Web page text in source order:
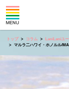
トップ コラム
LaniLaniユ
マルラ二ハワイ・ホノルル/